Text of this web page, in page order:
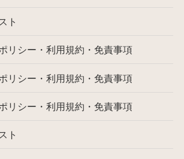
ト
リシー・利用規約・免責事項
リシー・利用規約・免責事項
リシー・利用規約・免責事項
ト